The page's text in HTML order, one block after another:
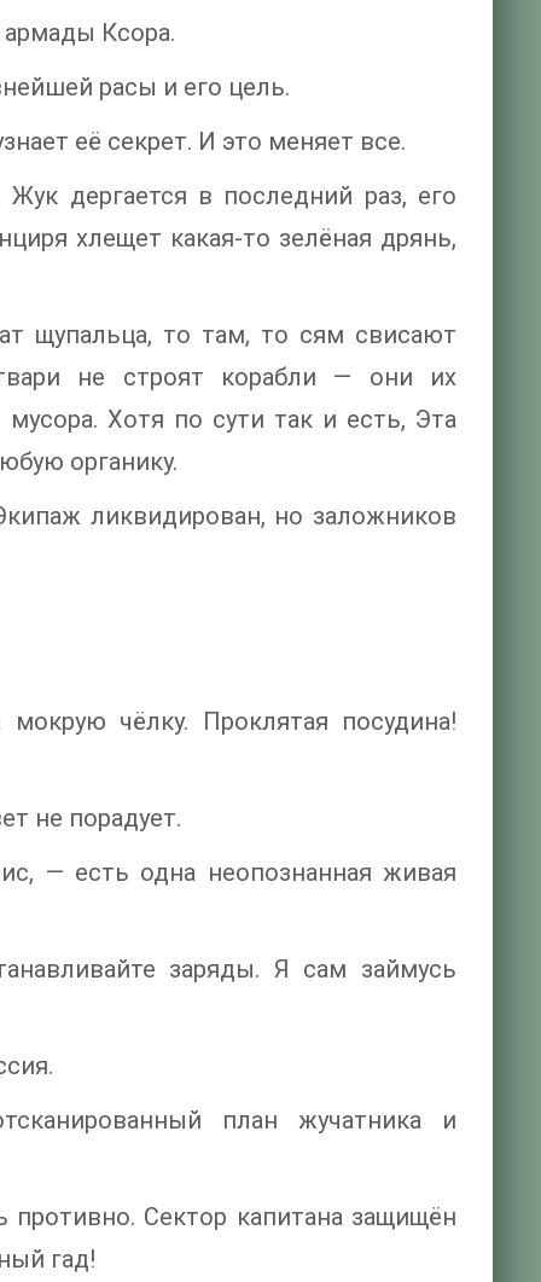
Ксора.
расы и его цель.
её секрет. И это меняет все.
дергается в последний раз, его
хлещет какая-то зелёная дрянь,
щупальца, то там, то сям свисают
не строят корабли — они их
Хотя по сути так и есть, Эта
органику.
ликвидирован, но заложников
чёлку. Проклятая посудина!
не порадует.
— есть одна неопознанная живая
заряды. Я сам займусь
план жучатника и
Сектор капитана защищён
гад!